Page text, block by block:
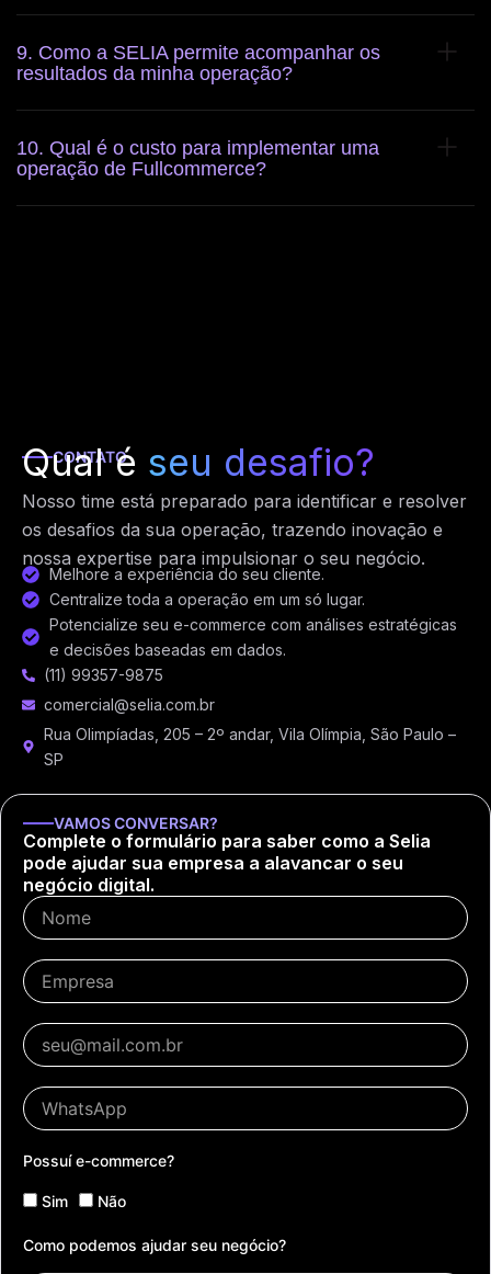
9. Como a SELIA permite acompanhar os
resultados da minha operação?
10. Qual é o custo para implementar uma
operação de Fullcommerce?
CONTATO
Qual é seu desafio?
Nosso time está preparado para identificar e resolver
os desafios da sua operação, trazendo inovação e
nossa expertise para impulsionar o seu negócio.
Melhore a experiência do seu cliente.
Centralize toda a operação em um só lugar.
Potencialize seu e-commerce com análises estratégicas
e decisões baseadas em dados.
(11) 99357-9875
comercial@selia.com.br
Rua Olimpíadas, 205 – 2º andar, Vila Olímpia, São Paulo –
SP
VAMOS CONVERSAR?
Complete o formulário para saber como a Selia
pode ajudar sua empresa a alavancar o seu
negócio digital.
Possuí e-commerce?
Sim Não
Como podemos ajudar seu negócio?